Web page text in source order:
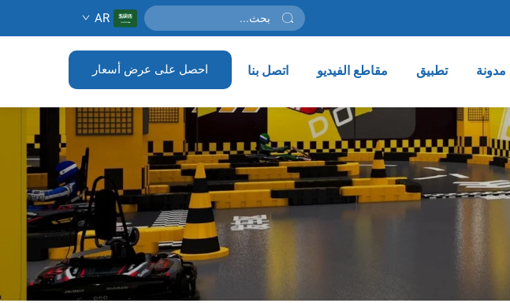
AR
مدونة تطبيق مقاطع الفيديو اتصل بنا احصل على عرض أسعار